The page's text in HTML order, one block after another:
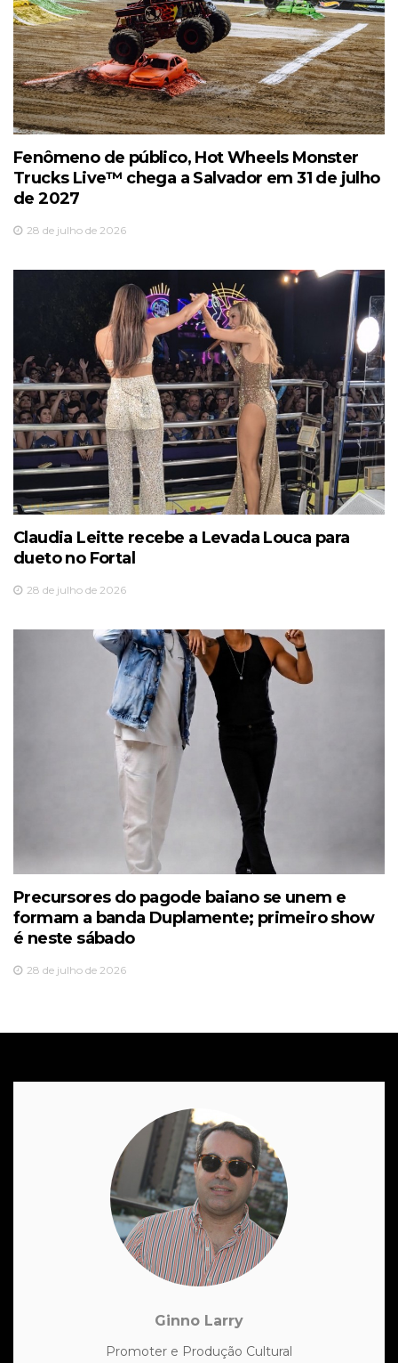
Fenômeno de público, Hot Wheels Monster
Trucks Live™️ chega a Salvador em 31 de julho
de 2027
28 de julho de 2026
Claudia Leitte recebe a Levada Louca para
dueto no Fortal
28 de julho de 2026
Precursores do pagode baiano se unem e
formam a banda Duplamente; primeiro show
é neste sábado
28 de julho de 2026
Ginno Larry
Promoter e Produção Cultural